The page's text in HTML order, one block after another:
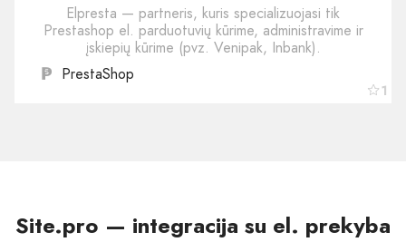
1
Elpresta — partneris, kuris specializuojasi tik
Prestashop el. parduotuvių kūrime, administravime ir
įskiepių kūrime (pvz. Venipak, Inbank).
PrestaShop
Site.pro — integracija su el. prekyba